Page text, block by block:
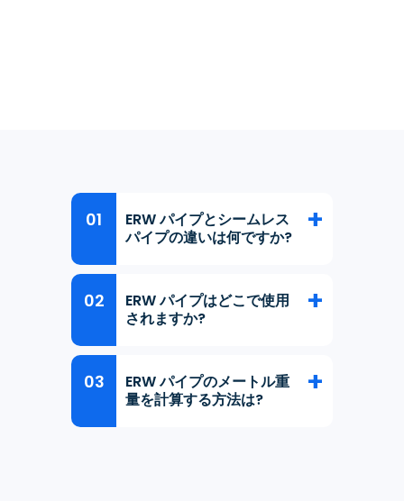
ERW パイプとシームレス
パイプの違いは何ですか?
ERW パイプはどこで使用
されますか?
ERW パイプのメートル重
量を計算する方法は?